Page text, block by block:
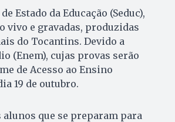
Estado da Educação (Seduc),
vivo e gravadas, produzidas
do Tocantins. Devido a
(Enem), cujas provas serão
de Acesso ao Ensino
19 de outubro.
que se preparam para